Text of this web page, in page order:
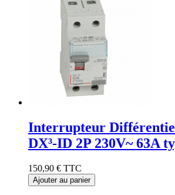
Interrupteur
DX³-ID 2P 230V~ 63A
150,90 € TTC
Ajouter au panier